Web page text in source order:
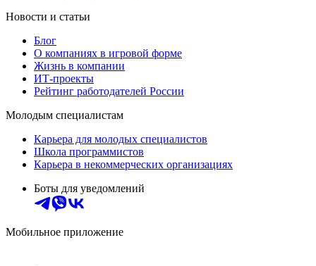
Новости и статьи
Блог
О компаниях в игровой форме
Жизнь в компании
ИТ-проекты
Рейтинг работодателей России
Молодым специалистам
Карьера для молодых специалистов
Школа программистов
Карьера в некоммерческих организациях
Боты для уведомлений
Мобильное приложение